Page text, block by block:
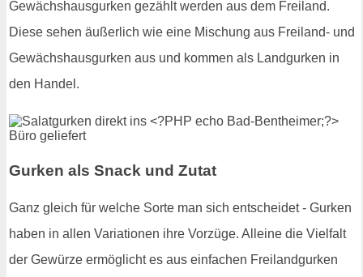
Gewächshausgurken gezählt werden aus dem Freiland.
Diese sehen äußerlich wie eine Mischung aus Freiland- und
Gewächshausgurken aus und kommen als Landgurken in
den Handel.
Gurken als Snack und Zutat
Ganz gleich für welche Sorte man sich entscheidet - Gurken
haben in allen Variationen ihre Vorzüge. Alleine die Vielfalt
der Gewürze ermöglicht es aus einfachen Freilandgurken